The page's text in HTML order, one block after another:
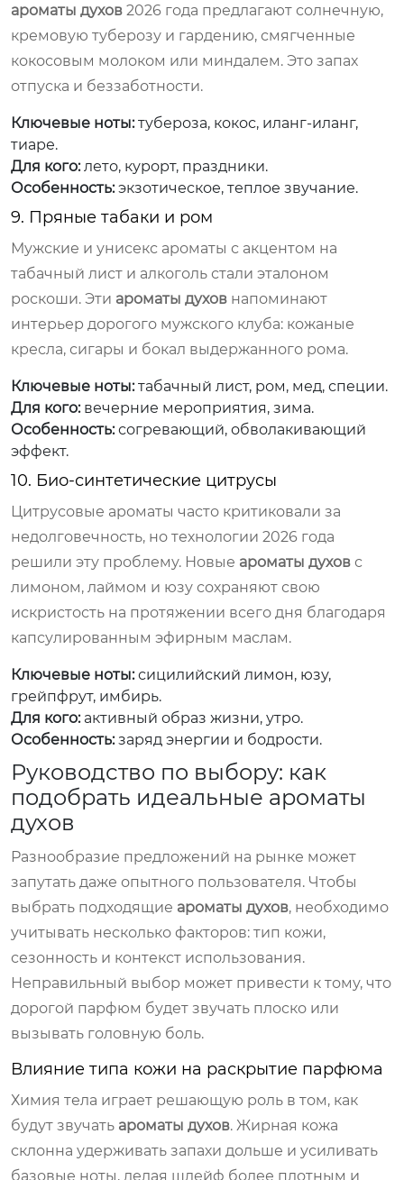
ароматы духов 2026 года предлагают солнечную,
кремовую туберозу и гардению, смягченные
кокосовым молоком или миндалем. Это запах
отпуска и беззаботности.
Ключевые ноты:тубероза, кокос, иланг-иланг,
тиаре.
Для кого:лето, курорт, праздники.
Особенность:экзотическое, теплое звучание.
9. Пряные табаки и ром
Мужские и унисекс ароматы с акцентом на
табачный лист и алкоголь стали эталоном
роскоши. Эти ароматы духов напоминают
интерьер дорогого мужского клуба: кожаные
кресла, сигары и бокал выдержанного рома.
Ключевые ноты:табачный лист, ром, мед, специи.
Для кого:вечерние мероприятия, зима.
Особенность:согревающий, обволакивающий
эффект.
10. Био-синтетические цитрусы
Цитрусовые ароматы часто критиковали за
недолговечность, но технологии 2026 года
решили эту проблему. Новые ароматы духов с
лимоном, лаймом и юзу сохраняют свою
искристость на протяжении всего дня благодаря
капсулированным эфирным маслам.
Ключевые ноты:сицилийский лимон, юзу,
грейпфрут, имбирь.
Для кого:активный образ жизни, утро.
Особенность:заряд энергии и бодрости.
Руководство по выбору: как
подобрать идеальные ароматы
духов
Разнообразие предложений на рынке может
запутать даже опытного пользователя. Чтобы
выбрать подходящие ароматы духов, необходимо
учитывать несколько факторов: тип кожи,
сезонность и контекст использования.
Неправильный выбор может привести к тому, что
дорогой парфюм будет звучать плоско или
вызывать головную боль.
Влияние типа кожи на раскрытие парфюма
Химия тела играет решающую роль в том, как
будут звучать ароматы духов. Жирная кожа
склонна удерживать запахи дольше и усиливать
базовые ноты, делая шлейф более плотным и